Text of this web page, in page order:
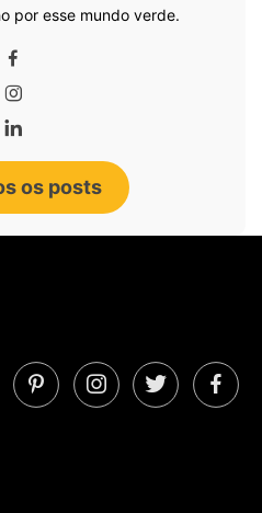
por esse mundo verde.
os posts